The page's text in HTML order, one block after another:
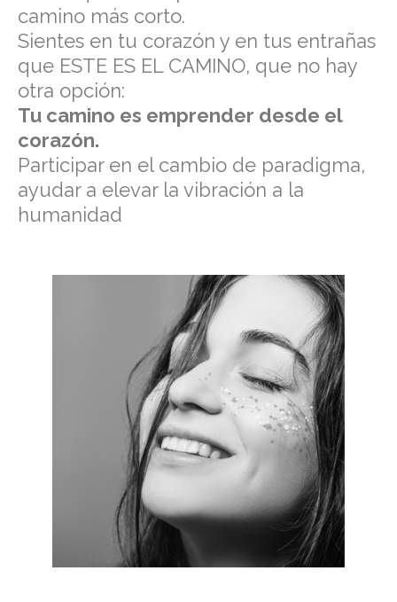
camino más corto.
Sientes en tu corazón y en tus entrañas
que ESTE ES EL CAMINO, que no hay
otra opción:
Tu camino es emprender desde el
corazón.
Participar en el cambio de paradigma,
ayudar a elevar la vibración a la
humanidad